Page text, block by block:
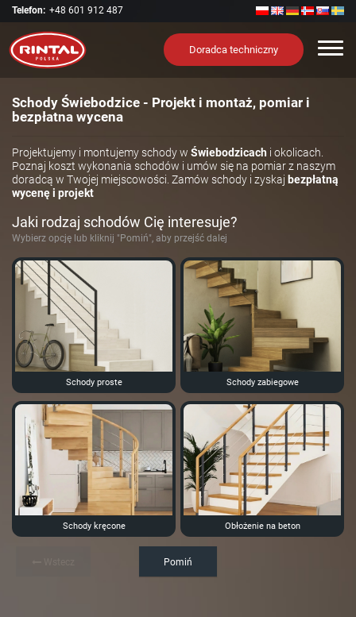
Telefon: +48 601 912 487
Doradca techniczny
Schody Świebodzice - Projekt i montaż, pomiar i
bezpłatna wycena
Projektujemy i montujemy schody w Świebodzicach i okolicach.
Poznaj koszt wykonania schodów i umów się na pomiar z naszym
doradcą w Twojej miejscowości. Zamów schody i zyskaj bezpłatną
wycenę i projekt
Jaki rodzaj schodów Cię interesuje?
Wybierz opcję lub kliknij "Pomiń", aby przejść dalej
Schody proste Schody zabiegowe
Schody kręcone Obłożenie na beton
Pomiń